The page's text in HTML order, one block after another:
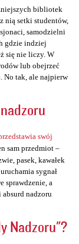
bibliotek
nią setki studentów,
samodzielni
gdzie indziej
się nie liczy. W
lub obejrzeć
No tak, ale najpierw
swój
sam przedmiot –
pasek, kawałek
sygnał
sprawdzenie, a
nadzoru
Nadzoru"?